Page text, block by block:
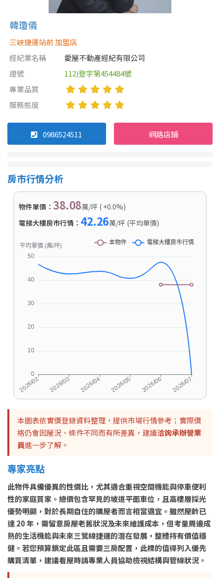
韓瓊儀
三峽捷運站前 加盟店
經紀業名稱
愛屋不動產經紀有限公司
證號
112)登字第454484號
專業品質
服務態度
0986524511 網路店鋪
房市行情分析
物件單價： 38.08萬/坪 ( +0.0%)
電梯大樓房市行情： 42.26萬/坪 (平均單價)
本圖表依實價登錄資料整理，提供市場行情參考；實際價
格仍會因屋況、條件不同而有所差異，建議洽詢承辦營業
員進一步了解。
專家亮點
此物件具備優異的性價比，尤其適合重視空間機能與停車便利
性的家庭買家。總價包含罕見的坡道平面車位，且高樓層採光
優勢明顯，對於長期自住的購屋者而言相當適宜。雖然屋齡已
達 20 年，需留意房屋老舊狀況及未來維護成本，但考量周邊成
熟的生活機能與未來三鶯線捷運的潛在發展，整體持有價值穩
健。若您預算鎖定此區且需要三房配置，此標的值得列入優先
購買清單，建議看屋時請專業人員協助檢視結構與管線狀況。